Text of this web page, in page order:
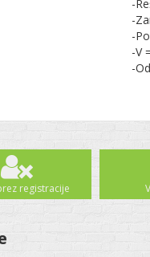
-
-
-
-V
-
registracije